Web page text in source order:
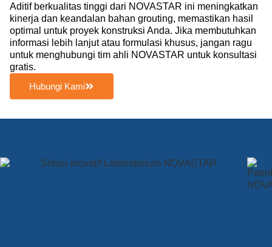
Aditif berkualitas tinggi dari NOVASTAR ini meningkatkan
kinerja dan keandalan bahan grouting, memastikan hasil
optimal untuk proyek konstruksi Anda. Jika membutuhkan
informasi lebih lanjut atau formulasi khusus, jangan ragu
untuk menghubungi tim ahli NOVASTAR untuk konsultasi
gratis.
Hubungi Kami